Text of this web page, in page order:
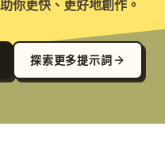
你更快、更好地創作。
探索更多提示詞